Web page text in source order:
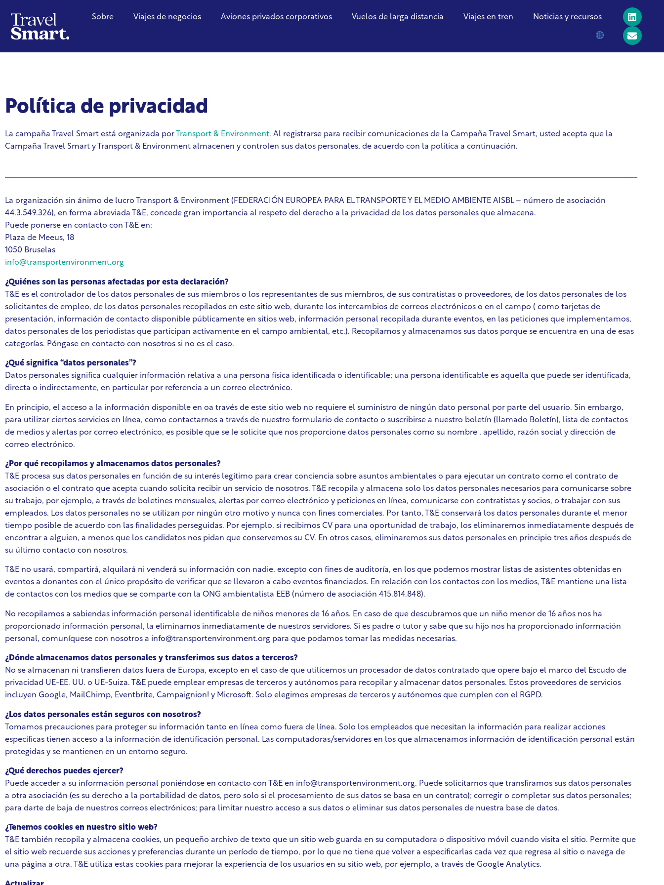
Sobre Viajes de negocios Aviones privados corporativos Vuelos de larga distancia Viajes en tren Noticias y recursos
Política de privacidad
La campaña Travel Smart está organizada por Transport & Environment. Al registrarse para recibir comunicaciones de la Campaña Travel Smart, usted acepta que la
Campaña Travel Smart y Transport & Environment almacenen y controlen sus datos personales, de acuerdo con la política a continuación.
La organización sin ánimo de lucro Transport & Environment (FEDERACIÓN EUROPEA PARA EL TRANSPORTE Y EL MEDIO AMBIENTE AISBL – número de asociación
44.3.549.326), en forma abreviada T&E, concede gran importancia al respeto del derecho a la privacidad de los datos personales que almacena.
Puede ponerse en contacto con T&E en:
Plaza de Meeus, 18
1050 Bruselas
info@transportenvironment.org
¿Quiénes son las personas afectadas por esta declaración?
T&E es el controlador de los datos personales de sus miembros o los representantes de sus miembros, de sus contratistas o proveedores, de los datos personales de los
solicitantes de empleo, de los datos personales recopilados en este sitio web, durante los intercambios de correos electrónicos o en el campo ( como tarjetas de
presentación, información de contacto disponible públicamente en sitios web, información personal recopilada durante eventos, en las peticiones que implementamos,
datos personales de los periodistas que participan activamente en el campo ambiental, etc.). Recopilamos y almacenamos sus datos porque se encuentra en una de esas
categorías. Póngase en contacto con nosotros si no es el caso.
¿Qué significa “datos personales”?
Datos personales significa cualquier información relativa a una persona física identificada o identificable; una persona identificable es aquella que puede ser identificada,
directa o indirectamente, en particular por referencia a un correo electrónico.
En principio, el acceso a la información disponible en oa través de este sitio web no requiere el suministro de ningún dato personal por parte del usuario. Sin embargo,
para utilizar ciertos servicios en línea, como contactarnos a través de nuestro formulario de contacto o suscribirse a nuestro boletín (llamado Boletín), lista de contactos
de medios y alertas por correo electrónico, es posible que se le solicite que nos proporcione datos personales como su nombre , apellido, razón social y dirección de
correo electrónico.
¿Por qué recopilamos y almacenamos datos personales?
T&E procesa sus datos personales en función de su interés legítimo para crear conciencia sobre asuntos ambientales o para ejecutar un contrato como el contrato de
asociación o el contrato que acepta cuando solicita recibir un servicio de nosotros. T&E recopila y almacena solo los datos personales necesarios para comunicarse sobre
su trabajo, por ejemplo, a través de boletines mensuales, alertas por correo electrónico y peticiones en línea, comunicarse con contratistas y socios, o trabajar con sus
empleados. Los datos personales no se utilizan por ningún otro motivo y nunca con fines comerciales. Por tanto, T&E conservará los datos personales durante el menor
tiempo posible de acuerdo con las finalidades perseguidas. Por ejemplo, si recibimos CV para una oportunidad de trabajo, los eliminaremos inmediatamente después de
encontrar a alguien, a menos que los candidatos nos pidan que conservemos su CV. En otros casos, eliminaremos sus datos personales en principio tres años después de
su último contacto con nosotros.
T&E no usará, compartirá, alquilará ni venderá su información con nadie, excepto con fines de auditoría, en los que podemos mostrar listas de asistentes obtenidas en
eventos a donantes con el único propósito de verificar que se llevaron a cabo eventos financiados. En relación con los contactos con los medios, T&E mantiene una lista
de contactos con los medios que se comparte con la ONG ambientalista EEB (número de asociación 415.814.848).
No recopilamos a sabiendas información personal identificable de niños menores de 16 años. En caso de que descubramos que un niño menor de 16 años nos ha
proporcionado información personal, la eliminamos inmediatamente de nuestros servidores. Si es padre o tutor y sabe que su hijo nos ha proporcionado información
personal, comuníquese con nosotros a info@transportenvironment.org para que podamos tomar las medidas necesarias.
¿Dónde almacenamos datos personales y transferimos sus datos a terceros?
No se almacenan ni transfieren datos fuera de Europa, excepto en el caso de que utilicemos un procesador de datos contratado que opere bajo el marco del Escudo de
privacidad UE-EE. UU. o UE-Suiza. T&E puede emplear empresas de terceros y autónomos para recopilar y almacenar datos personales. Estos proveedores de servicios
incluyen Google, MailChimp, Eventbrite, Campaignion! y Microsoft. Solo elegimos empresas de terceros y autónomos que cumplen con el RGPD.
¿Los datos personales están seguros con nosotros?
Tomamos precauciones para proteger su información tanto en línea como fuera de línea. Solo los empleados que necesitan la información para realizar acciones
específicas tienen acceso a la información de identificación personal. Las computadoras/servidores en los que almacenamos información de identificación personal están
protegidas y se mantienen en un entorno seguro.
¿Qué derechos puedes ejercer?
Puede acceder a su información personal poniéndose en contacto con T&E en info@transportenvironment.org. Puede solicitarnos que transfiramos sus datos personales
a otra asociación (es su derecho a la portabilidad de datos, pero solo si el procesamiento de sus datos se basa en un contrato); corregir o completar sus datos personales;
para darte de baja de nuestros correos electrónicos; para limitar nuestro acceso a sus datos o eliminar sus datos personales de nuestra base de datos.
¿Tenemos cookies en nuestro sitio web?
T&E también recopila y almacena cookies, un pequeño archivo de texto que un sitio web guarda en su computadora o dispositivo móvil cuando visita el sitio. Permite que
el sitio web recuerde sus acciones y preferencias durante un período de tiempo, por lo que no tiene que volver a especificarlas cada vez que regresa al sitio o navega de
una página a otra. T&E utiliza estas cookies para mejorar la experiencia de los usuarios en su sitio web, por ejemplo, a través de Google Analytics.